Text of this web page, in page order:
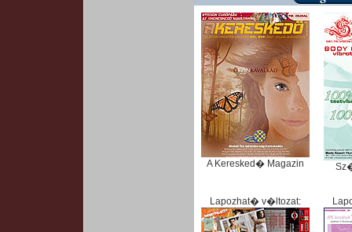
A Keresked� Magazin
Lapozhat� v�ltozat: